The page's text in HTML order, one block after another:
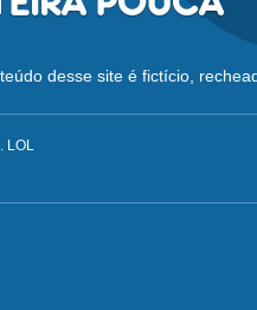
desse site é fictício,
LOL